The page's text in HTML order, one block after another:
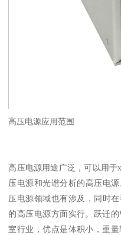
高压电源应用范围
高压电源用途广泛，可以用
压电源和光谱分析的高压电
压电源领域也有涉及，同时
的高压电源方面实行。跃迁
室行业，优点是体积小，重